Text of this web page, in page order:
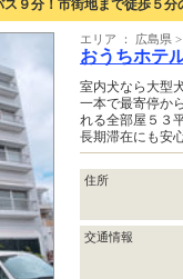
９分！市街地まで徒歩５分
エリア ： 広島県
おうちホテ
室内犬なら大型
一本で最寄停か
れる全部屋５３
長期滞在にも安
住所
交通情報